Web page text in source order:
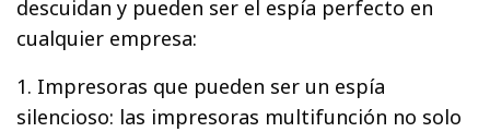
descuidan y pueden ser el espía perfecto en
cualquier empresa:
1. Impresoras que pueden ser un espía
silencioso: las impresoras multifunción no solo